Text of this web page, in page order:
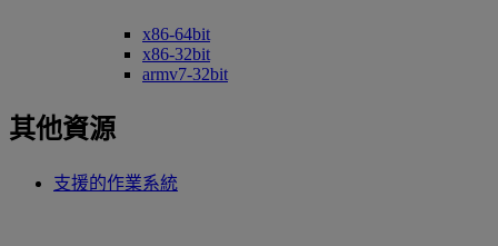
x86-64bit
x86-32bit
armv7-32bit
其他資源
支援的作業系統